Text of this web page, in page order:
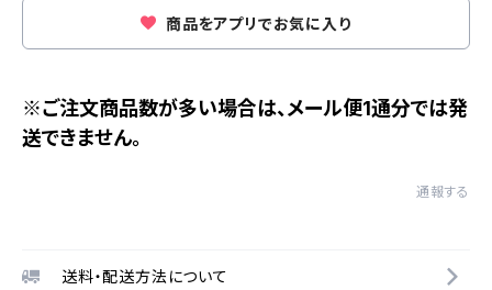
商品をアプリでお気に入り
※ご注文商品数が多い場合は、メール便1通分では発
送できません。
通報する
送料・配送方法について